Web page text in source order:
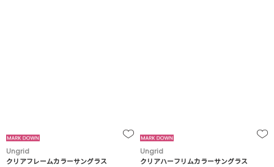
Ungrid
クリアフレームカラーサングラス
Ungrid
クリアハーフリムカラーサングラス